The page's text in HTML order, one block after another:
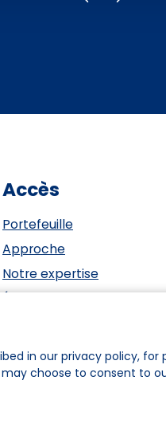
in our privacy policy,
choose to consent to
Accès
Portefeuille
Approche
Notre expertise
Événements
Équipe